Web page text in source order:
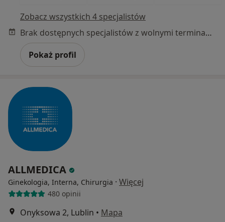
Zobacz wszystkich 4 specjalistów
Brak dostępnych specjalistów z wolnymi terminami w tym centrum medycznym.
Pokaż profil
ALLMEDICA
Ginekologia, Interna, Chirurgia · Więcej
480 opinii
Onyksowa 2, Lublin • Mapa